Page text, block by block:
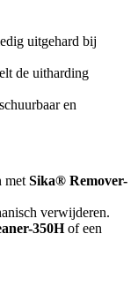
uitgehard bij
de uitharding
en
met Sika® Remover-
verwijderen.
350Hof een